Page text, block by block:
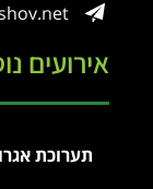
אירועים
תערוכת